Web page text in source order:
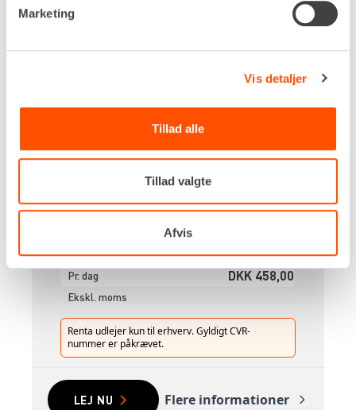
Marketing
Vis detaljer
Tillad alle
Tillad valgte
Afvis
230v
Undertryk, maks.
Gennemstrømning, maks.
Opsamlingsbeholder
70 liter
30,0 kg
Pr. dag DKK 458,00
Ekskl. moms
Renta udlejer kun til erhverv. Gyldigt CVR-
nummer er påkrævet.
LEJ NU Flere informationer